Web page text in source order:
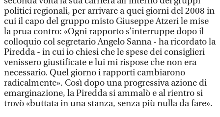
politici regionali, per arrivare a quei giorni del 2008 in
cui il capo del gruppo misto Giuseppe Atzeri le mise
la prua contro: «Ogni rapporto s’interruppe dopo il
colloquio col segretario Angelo Sanna - ha ricordato la
Piredda - in cui io chiesi che le spese dei consiglieri
venissero giustificate e lui mi rispose che non era
necessario. Quel giorno i rapporti cambiarono
radicalmente». Così dopo una progressiva azione di
emarginazione, la Piredda si ammalò e al rientro si
trovò «buttata in una stanza, senza più nulla da fare».